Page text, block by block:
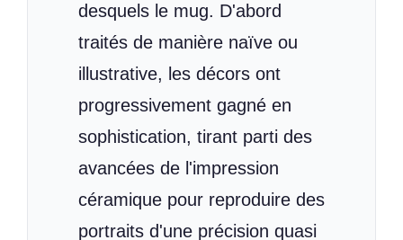
desquels le mug. D'abord
traités de manière naïve ou
illustrative, les décors ont
progressivement gagné en
sophistication, tirant parti des
avancées de l'impression
céramique pour reproduire des
portraits d'une précision quasi